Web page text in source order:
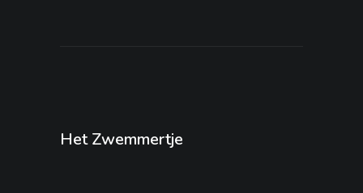
Het Zwemmertje